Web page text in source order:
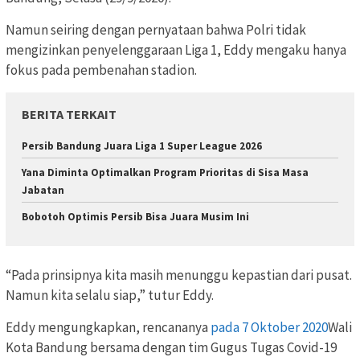
Namun seiring dengan pernyataan bahwa Polri tidak
mengizinkan penyelenggaraan Liga 1, Eddy mengaku hanya
fokus pada pembenahan stadion.
BERITA TERKAIT
Persib Bandung Juara Liga 1 Super League 2026
Yana Diminta Optimalkan Program Prioritas di Sisa Masa
Jabatan
Bobotoh Optimis Persib Bisa Juara Musim Ini
“Pada prinsipnya kita masih menunggu kepastian dari pusat.
Namun kita selalu siap,” tutur Eddy.
Eddy mengungkapkan, rencananyapada 7 Oktober 2020Wali
Kota Bandung bersama dengan tim Gugus Tugas Covid-19